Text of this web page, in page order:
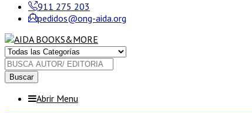
911 275 203
pedidos@ong-aida.org
Buscar
Abrir Menu